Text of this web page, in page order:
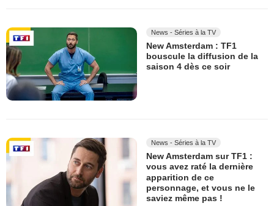
News - Séries à la TV
New Amsterdam : TF1
bouscule la diffusion de la
saison 4 dès ce soir
News - Séries à la TV
New Amsterdam sur TF1 :
vous avez raté la dernière
apparition de ce
personnage, et vous ne le
saviez même pas !